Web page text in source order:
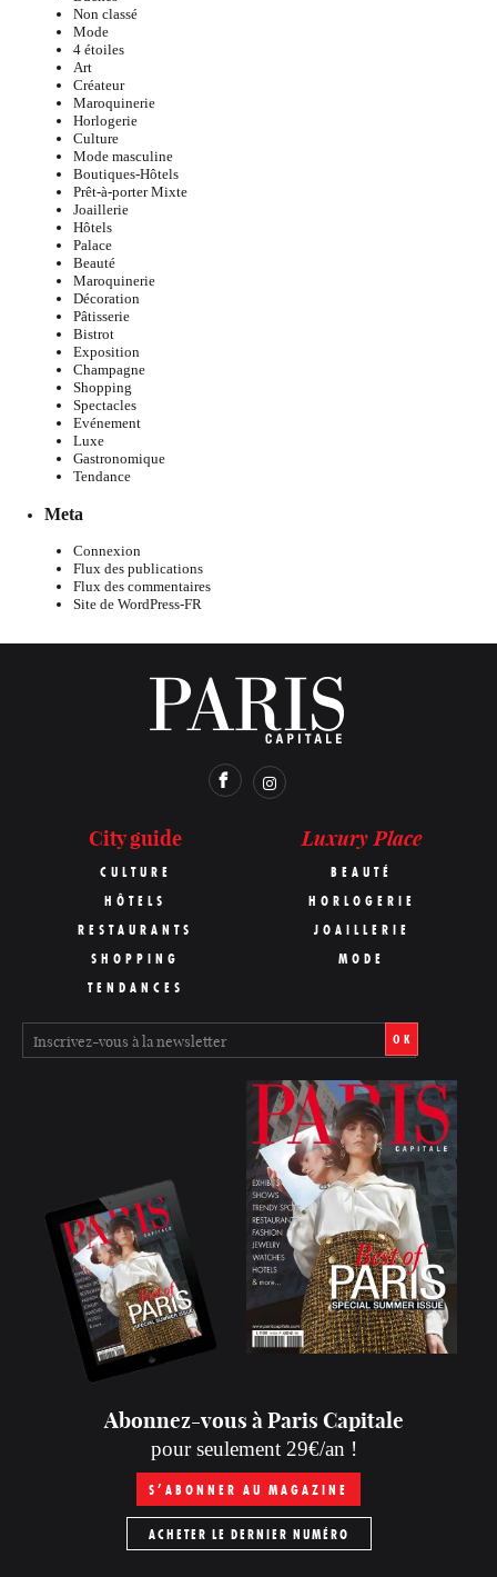
Non classé
Mode
4 étoiles
Art
Créateur
Maroquinerie
Horlogerie
Culture
Mode masculine
Boutiques-Hôtels
Prêt-à-porter Mixte
Joaillerie
Hôtels
Palace
Beauté
Maroquinerie
Décoration
Pâtisserie
Bistrot
Exposition
Champagne
Shopping
Spectacles
Evénement
Luxe
Gastronomique
Tendance
Meta
Connexion
Flux des publications
Flux des commentaires
Site de WordPress-FR
City guide
CULTURE
HÔTELS
RESTAURANTS
SHOPPING
TENDANCES
Luxury Place
BEAUTÉ
HORLOGERIE
JOAILLERIE
MODE
OK
Abonnez-vous à Paris Capitale
pour seulement 29€/an !
S’ABONNER AU MAGAZINE
ACHETER LE DERNIER NUMÉRO